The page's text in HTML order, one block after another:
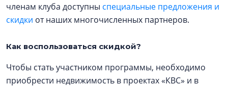
членам клуба доступны специальные предложения и
скидки от наших многочисленных партнеров.
Как воспользоваться скидкой?
Чтобы стать участником программы, необходимо
приобрести недвижимость в проектах «КВС» и в